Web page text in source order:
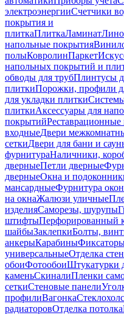
электроэнергииСчетчики
покрытия и
плиткаПлиткаЛаминат
напольные покрытия
полыКовролинПаркет
напольных покрытий и
обводы для трубПлинтусы
плиткиПорожки, профили
для укладки плитки
плиткиАксессуары для
покрытийРеставрационные
входныеДвери
сеткиДвери для бани и
фурнитураНаличники,
дверныеПетли дверные
дверныеОкна и
мансардныеФурнитура
на окнаЖалюзи уличные
изделияСаморезы, шурупы
штифтыПерфорированный
шайбыЗаклепкиБолты,
анкерыКарабины
универсальныеОтделка стен
обоиФотообоиШтукатурки
каменьСкиналиПленки
сеткиСтеновые панели
профилиВагонка
радиаторовОтделка потолка